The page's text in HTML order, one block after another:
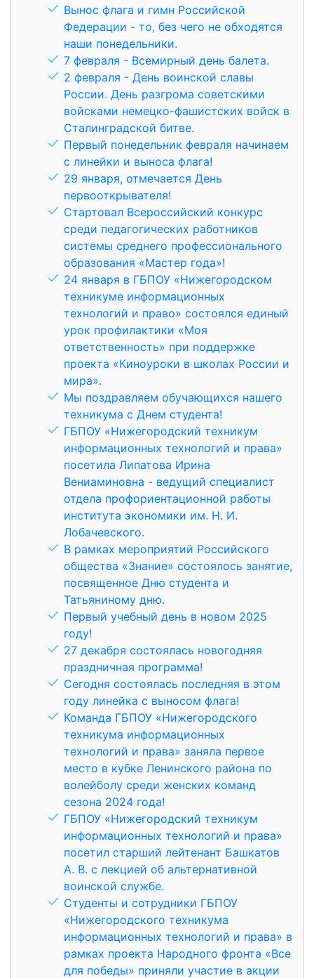
Вынос флага и гимн Российской
Федерации - то, без чего не обходятся
наши понедельники.
7 февраля - Всемирный день балета.
2 февраля - День воинской славы
России. День разгрома советскими
войсками немецко-фашистских войск в
Сталинградской битве.
Первый понедельник февраля начинаем
с линейки и выноса флага!
29 января, отмечается День
первооткрывателя!
Стартовал Всероссийский конкурс
среди педагогических работников
системы среднего профессионального
образования «Мастер года»!
24 января в ГБПОУ «Нижегородском
техникуме информационных
технологий и право» состоялся единый
урок профилактики «Моя
ответственность» при поддержке
проекта «Киноуроки в школах России и
мира».
Мы поздравляем обучающихся нашего
техникума с Днем студента!
ГБПОУ «Нижегородский техникум
информационных технологий и права»
посетила Липатова Ирина
Вениаминовна - ведущий специалист
отдела профориентационной работы
института экономики им. Н. И.
Лобачевского.
В рамках мероприятий Российского
общества «Знание» состоялось занятие,
посвященное Дню студента и
Татьяниному дню.
Первый учебный день в новом 2025
году!
27 декабря состоялась новогодняя
праздничная программа!
Сегодня состоялась последняя в этом
году линейка с выносом флага!
Команда ГБПОУ «Нижегородского
техникума информационных
технологий и права» заняла первое
место в кубке Ленинского района по
волейболу среди женских команд
сезона 2024 года!
ГБПОУ «Нижегородский техникум
информационных технологий и права»
посетил старший лейтенант Башкатов
А. В. с лекцией об альтернативной
воинской службе.
Студенты и сотрудники ГБПОУ
«Нижегородского техникума
информационных технологий и права» в
рамках проекта Народного фронта «Все
для победы» приняли участие в акции